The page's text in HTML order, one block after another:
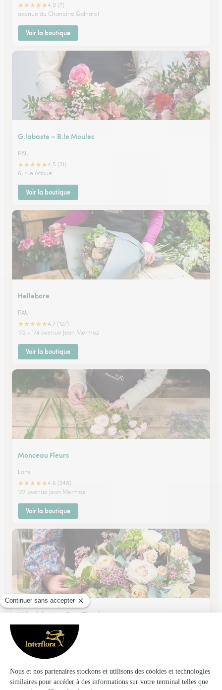
★★★★★4.9 (7)
avenue du Chanoine Galharet
Voir la boutique
G.labaste – B.le Moulec
PAU
★★★★★4.5 (31)
6, rue Adoue
Voir la boutique
Hellebore
PAU
★★★★★4.7 (127)
172 - 174 avenue Jean Mermoz
Voir la boutique
Monceau Fleurs
Lons
★★★★★4.6 (248)
177 avenue Jean Mermoz
Voir la boutique
Mikedelacaze Cote Fleuri
★★★★4.6 (156)
70, bvd Tourasse
Voir la boutique